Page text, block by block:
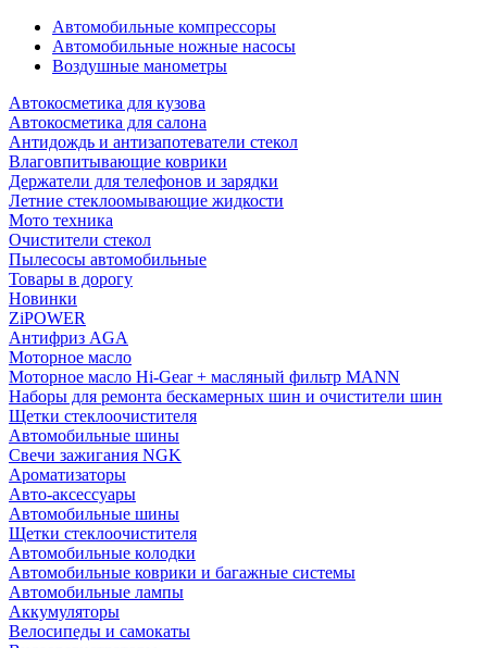
Автомобильные компрессоры
Автомобильные ножные насосы
Воздушные манометры
Автокосметика для кузова
Автокосметика для салона
Антидождь и антизапотеватели стекол
Влаговпитывающие коврики
Держатели для телефонов и зарядки
Летние стеклоомывающие жидкости
Мото техника
Очистители стекол
Пылесосы автомобильные
Товары в дорогу
Новинки
ZiPOWER
Антифриз AGA
Моторное масло
Моторное масло Hi-Gear + масляный фильтр MANN
Наборы для ремонта бескамерных шин и очистители шин
Щетки стеклоочистителя
Автомобильные шины
Свечи зажигания NGK
Ароматизаторы
Авто-аксессуары
Автомобильные шины
Щетки стеклоочистителя
Автомобильные колодки
Автомобильные коврики и багажные системы
Автомобильные лампы
Аккумуляторы
Велосипеды и самокаты